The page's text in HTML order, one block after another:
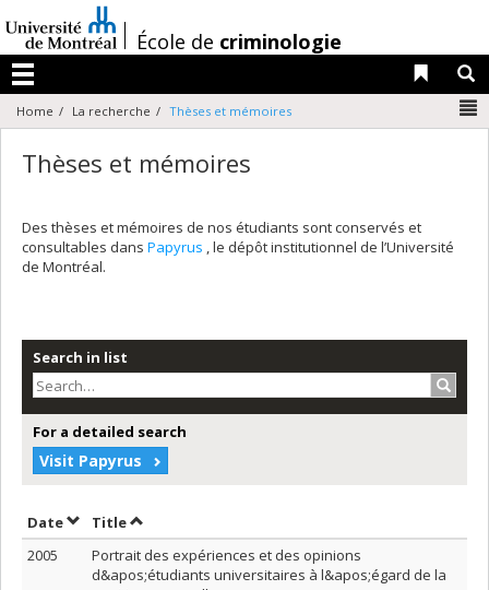
au
contenu
/École de criminologie
Menu
Liens
Home La recherche Thèses et mémoires
Thèses et mémoires
Des thèses et mémoires de nos étudiants sont conservés et
consultables dans Papyrus , le dépôt institutionnel de l’Université
de Montréal.
Search in list
For a detailed search
Visit Papyrus
DateSort by date in ascending order
TitleSort by title in ascending order
2005
Portrait des expériences et des opinions
d&apos;étudiants universitaires à l&apos;égard de la